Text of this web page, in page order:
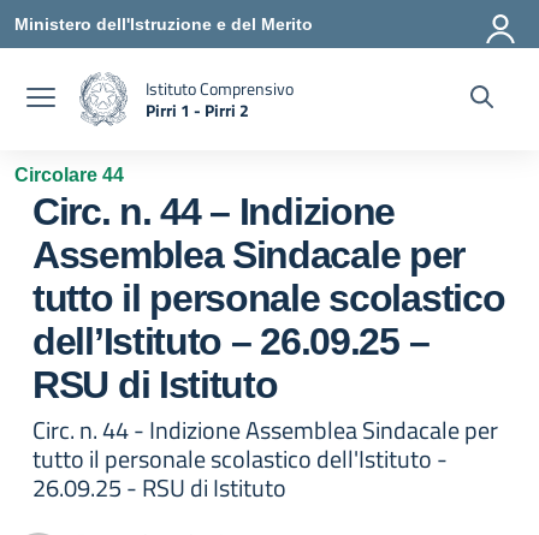
Vai ai contenuti
Vai al menu di navigazione
Vai al footer
Ministero dell'Istruzione e del Merito
Istituto Comprensivo
Pirri 1 - Pirri 2
Circolare 44
Circ. n. 44 – Indizione
Assemblea Sindacale per
tutto il personale scolastico
dell’Istituto – 26.09.25 –
RSU di Istituto
Circ. n. 44 - Indizione Assemblea Sindacale per
tutto il personale scolastico dell'Istituto -
26.09.25 - RSU di Istituto